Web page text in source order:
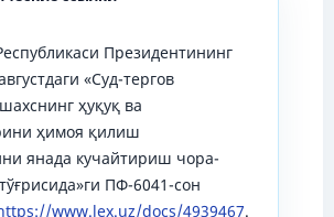
Президентининг
«Суд-тергов
ҳуқуқ ва
ҳимоя қилиш
янада кучайтириш чора-
ПФ-6041-сон
www.lex.uz/docs/4939467.